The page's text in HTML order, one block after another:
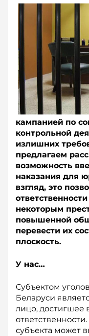
кампанией по
контрольной
излишних
предлагаем
возможность
наказания для
взгляд, это
некоторым
повышенной
перевести их
плоскость.
У нас…
Субъектом
Беларуси
лицо, достигшее
субъекта может